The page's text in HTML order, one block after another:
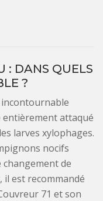
: DANS QUELS
?
entièrement attaqué
larves xylophages.
nocifs
de
il est recommandé
71 et son